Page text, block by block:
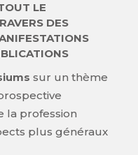
LE
DES
sur un thème
la profession
plus généraux